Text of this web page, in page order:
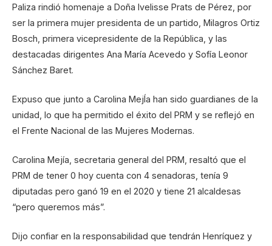
Paliza rindió homenaje a Doña Ivelisse Prats de Pérez, por
ser la primera mujer presidenta de un partido, Milagros Ortiz
Bosch, primera vicepresidente de la República, y las
destacadas dirigentes Ana María Acevedo y Sofía Leonor
Sánchez Baret.
Expuso que junto a Carolina MejÍa han sido guardianes de la
unidad, lo que ha permitido el éxito del PRM y se reflejó en
el Frente Nacional de las Mujeres Modernas.
Carolina Mejía, secretaria general del PRM, resaltó que el
PRM de tener 0 hoy cuenta con 4 senadoras, tenía 9
diputadas pero ganó 19 en el 2020 y tiene 21 alcaldesas
“pero queremos más”.
Dijo confiar en la responsabilidad que tendrán Henríquez y